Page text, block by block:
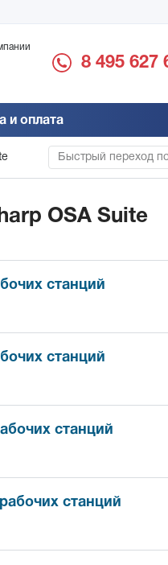
благодарность
8 495 627
и оплата
Быстрый переход
OSA Suite
станций
станций
станций
станций